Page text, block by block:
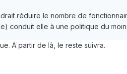
réduire le nombre de
conduit elle à une politique du
A partir de là, le reste suivra.